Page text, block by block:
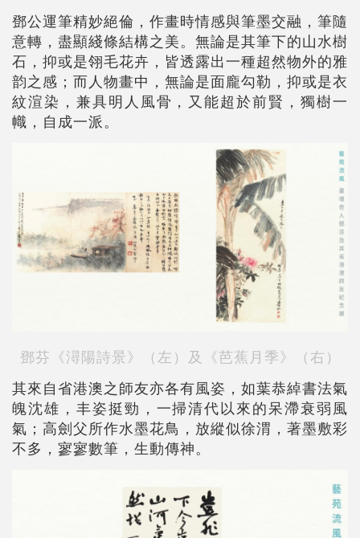
鄧公運筆精妙絕倫，作畫時情感與筆墨交融，筆隨
意轉，盡顯綫條結構之美。無論是其筆下的山水樹
石，抑或是翎毛花卉，皆透露出一種超然物外的雅
韵之感；而人物畫中，無論是面龐勾勒，抑或是衣
紋渲染，兼具明人風骨，又能超於前賢，獨樹一
幟，自成一派。
鄧芬《潯陽詩景》（左）及《芭蕉月季》（右）
其來自省港澳之師友亦各有風姿，如葉恭綽書法氣
魄沈雄，丰姿挺勁，一掃清代以來的呆滯衰弱風
氣；高劍父所作水墨花鳥，放縱似徐渭，著墨敷彩
不多，寥寥數筆，生動傳神。